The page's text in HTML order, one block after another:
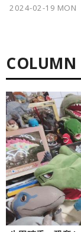
本 Vol.238】
2024-02-19 MON
COLUMN